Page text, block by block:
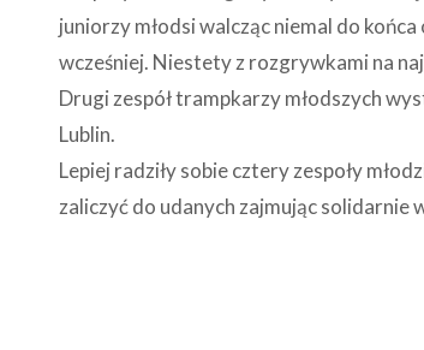
juniorzy młodsi walcząc niemal do
wcześniej. Niestety z rozgrywkami na
Drugi zespół trampkarzy młodszych
Lublin.
Lepiej radziły sobie cztery zespoły
zaliczyć do udanych zajmując solidarnie